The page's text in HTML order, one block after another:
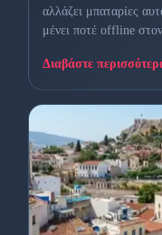
αλλάζει μπαταρίες
μένει ποτέ offline
Διαβάστε